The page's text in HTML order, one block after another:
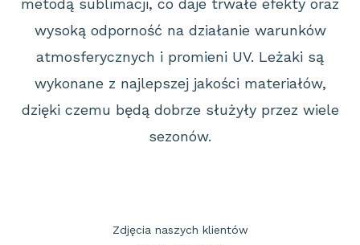
metodą sublimacji, co daje trwałe efekty oraz
wysoką odporność na działanie warunków
atmosferycznych i promieni UV. Leżaki są
wykonane z najlepszej jakości materiałów,
dzięki czemu będą dobrze służyły przez wiele
sezonów.
Zdjęcia naszych klientów